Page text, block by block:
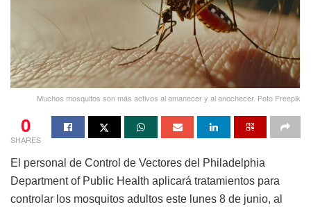
Muchos mosquitos son más activos al amanecer y al anochecer. Foto Freepik
0
SHARES
El personal de Control de Vectores del Philadelphia
Department of Public Health aplicará tratamientos para
controlar los mosquitos adultos este lunes 8 de junio, al